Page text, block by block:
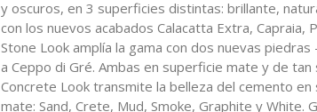
y oscuros, en 3 superficies distintas: brillante,
con los nuevos acabados Calacatta Extra, Capraia,
Stone Look amplía la gama con dos nuevas
a Ceppo di Gré. Ambas en superficie mate y de
Concrete Look transmite la belleza del cemento
mate: Sand, Crete, Mud, Smoke, Graphite y